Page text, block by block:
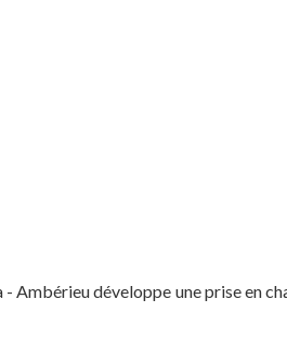
développe une prise en